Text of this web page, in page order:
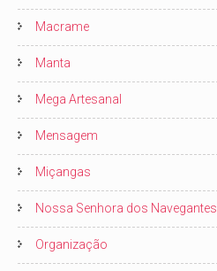
Macrame
Manta
Mega Artesanal
Mensagem
Miçangas
Nossa Senhora dos Navegantes
Organização